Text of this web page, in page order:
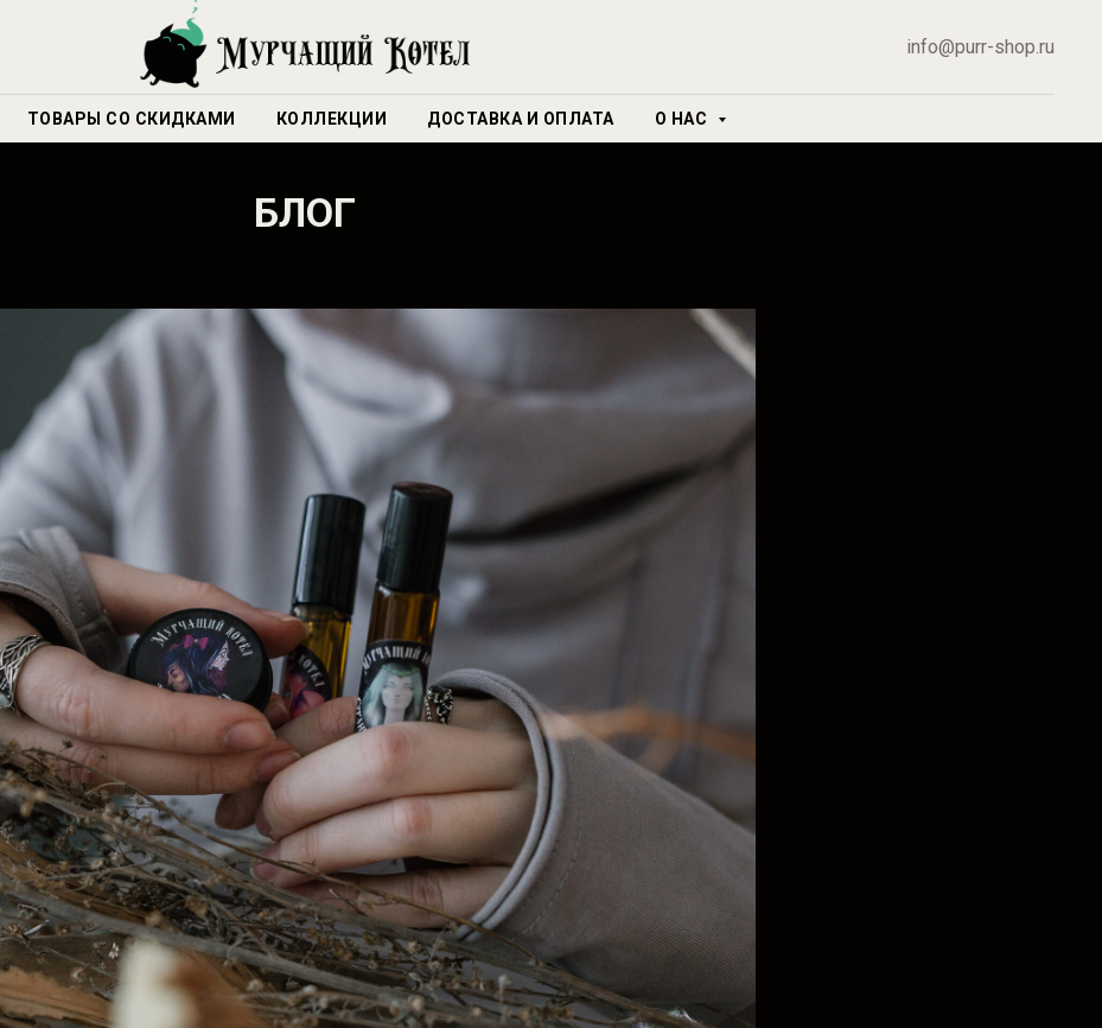
info@purr-shop.ru
ТОВАРЫ СО СКИДКАМИ КОЛЛЕКЦИИ ДОСТАВКА И ОПЛАТА О НАС
БЛОГ